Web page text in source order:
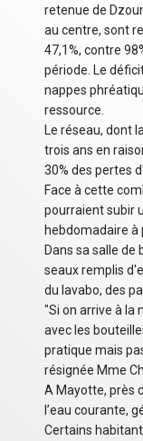
retenue de
au centre, sont
47,1%, contre
période. Le
nappes
ressource.
Le réseau, dont
trois ans en
30% des pertes
Face à cette
pourraient subir
hebdomadaire à
Dans sa salle de
seaux remplis
du lavabo, des
"Si on arrive à la
avec les
pratique mais
résignée Mme
A Mayotte, près
l’eau courante,
Certains